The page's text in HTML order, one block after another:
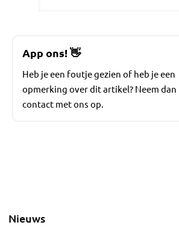
App ons!👋
Heb je een foutje gezien of heb je een
opmerking over dit artikel? Neem dan
contact met ons op.
Nieuws